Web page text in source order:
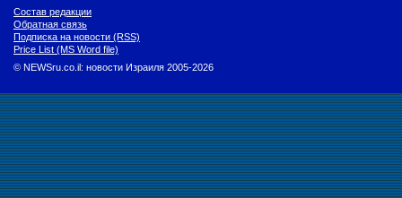
Состав редакции
Обратная связь
Подписка на новости (RSS)
Price List (MS Word file)
© NEWSru.co.il: новости Израиля 2005-2026